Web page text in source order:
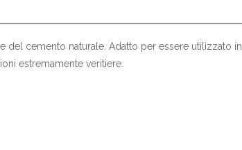
del cemento naturale. Adatto per essere utilizzato in
estremamente veritiere.